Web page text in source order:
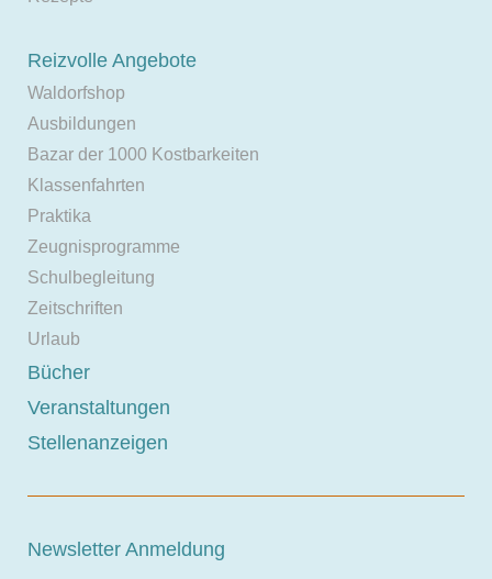
Reizvolle Angebote
Waldorfshop
Ausbildungen
Bazar der 1000 Kostbarkeiten
Klassenfahrten
Praktika
Zeugnisprogramme
Schulbegleitung
Zeitschriften
Urlaub
Bücher
Veranstaltungen
Stellenanzeigen
Newsletter Anmeldung